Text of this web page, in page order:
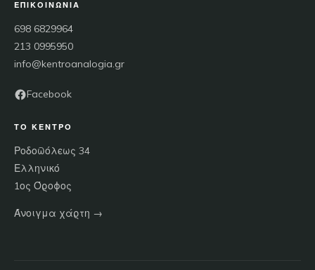
ΕΠΙΚΟΙΝΩΝΊΑ
698 6829964
213 0995950
info@kentroanalogia.gr
Facebook
ΤΟ ΚΈΝΤΡΟ
Ροδοπόλεως 34
Ελληνικό
1ος Όροφος
Άνοιγμα χάρτη →